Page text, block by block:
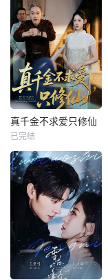
真千金不求爱只修仙
已完结